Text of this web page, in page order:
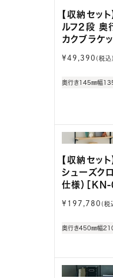
【収納セッ
ルフ2段 奥
カクブラケ
通
格
¥49,390 (税込
奥行き145㎜幅
【収納セッ
シューズク
仕様）［
通
格
¥197,780 (税
奥行き450㎜幅